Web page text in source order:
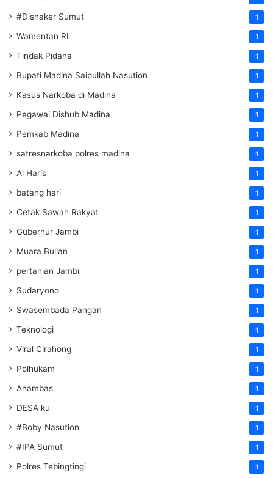
#Disnaker Sumut 1
Wamentan RI 1
Tindak Pidana 1
Bupati Madina Saipullah Nasution 1
Kasus Narkoba di Madina 1
Pegawai Dishub Madina 1
Pemkab Madina 1
satresnarkoba polres madina 1
Al Haris 1
batang hari 1
Cetak Sawah Rakyat 1
Gubernur Jambi 1
Muara Bulian 1
pertanian Jambi 1
Sudaryono 1
Swasembada Pangan 1
Teknologi 1
Viral Cirahong 1
Polhukam 1
Anambas 1
DESA ku 1
#Boby Nasution 1
#IPA Sumut 1
Polres Tebingtingi 1